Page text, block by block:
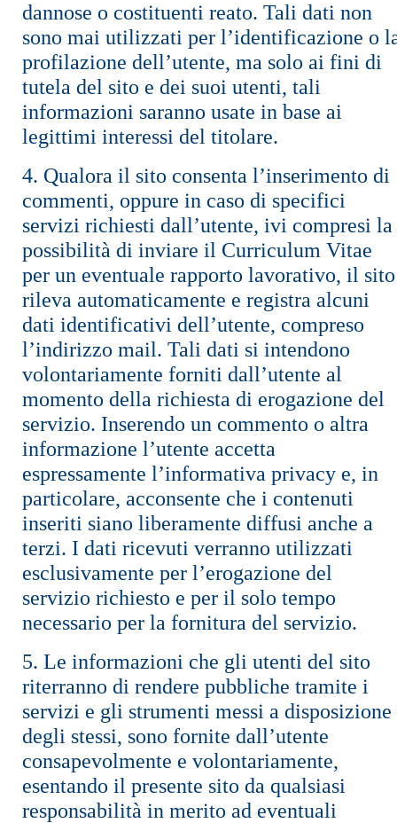
dannose o costituenti reato. Tali dati non
sono mai utilizzati per l’identificazione o
profilazione dell’utente, ma solo ai fini di
tutela del sito e dei suoi utenti, tali
informazioni saranno usate in base ai
legittimi interessi del titolare.
4. Qualora il sito consenta l’inserimento di
commenti, oppure in caso di specifici
servizi richiesti dall’utente, ivi compresi la
possibilità di inviare il Curriculum Vitae
per un eventuale rapporto lavorativo, il sito
rileva automaticamente e registra alcuni
dati identificativi dell’utente, compreso
l’indirizzo mail. Tali dati si intendono
volontariamente forniti dall’utente al
momento della richiesta di erogazione del
servizio. Inserendo un commento o altra
informazione l’utente accetta
espressamente l’informativa privacy e, in
particolare, acconsente che i contenuti
inseriti siano liberamente diffusi anche a
terzi. I dati ricevuti verranno utilizzati
esclusivamente per l’erogazione del
servizio richiesto e per il solo tempo
necessario per la fornitura del servizio.
5. Le informazioni che gli utenti del sito
riterranno di rendere pubbliche tramite i
servizi e gli strumenti messi a disposizione
degli stessi, sono fornite dall’utente
consapevolmente e volontariamente,
esentando il presente sito da qualsiasi
responsabilità in merito ad eventuali